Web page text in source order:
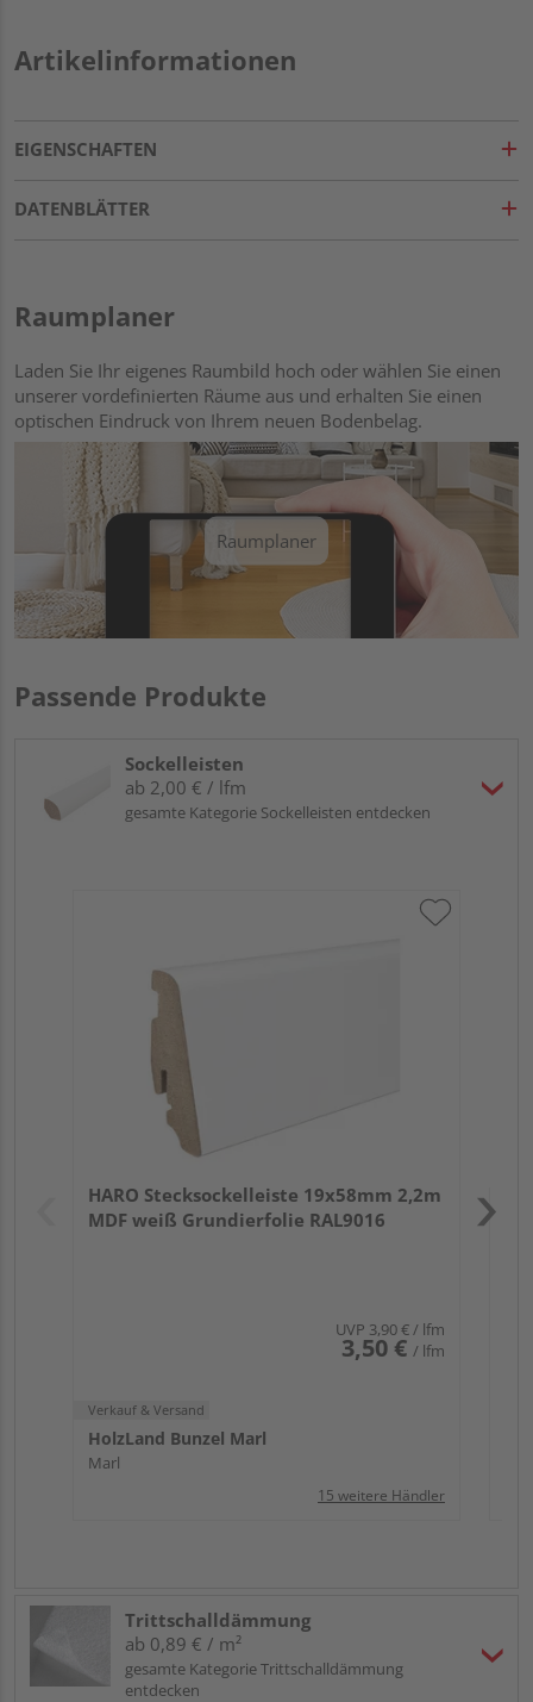
Artikelinformationen
EIGENSCHAFTEN
DATENBLÄTTER
Raumplaner
Laden Sie Ihr eigenes Raumbild hoch oder wählen Sie einen
unserer vordefinierten Räume aus und erhalten Sie einen
optischen Eindruck von Ihrem neuen Bodenbelag.
Raumplaner
Passende Produkte
Sockelleisten
ab 2,00 € / lfm
gesamte Kategorie Sockelleisten entdecken
HARO Stecksockelleiste 19x58mm 2,2m
MDF weiß Grundierfolie RAL9016
UVP 3,90 €/ lfm
3,50 € / lfm
Verkauf & Versand
HolzLand Bunzel Marl
Marl
15 weitere Händler
Trittschalldämmung
ab 0,89 € / m²
gesamte Kategorie Trittschalldämmung
entdecken